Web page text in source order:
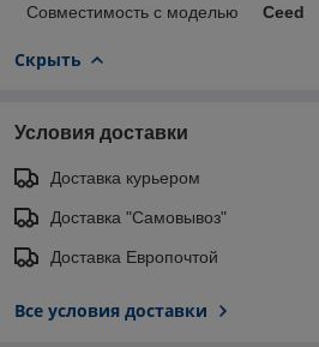
Совместимость с моделью
Ceed
Скрыть
Условия доставки
Доставка курьером
Доставка "Самовывоз"
Доставка Европочтой
Все условия доставки